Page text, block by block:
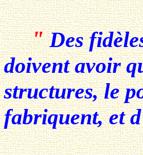
" Des
doivent avoir
structures, le
fabriquent, et